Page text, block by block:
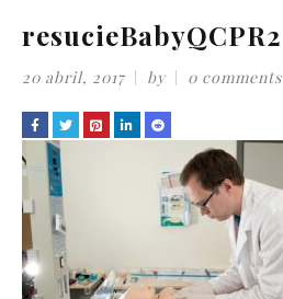
resucieBabyQCPR2
20 abril, 2017 by 0 comments